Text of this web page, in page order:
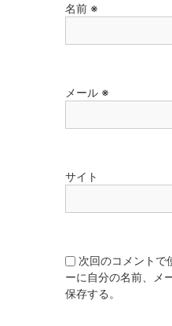
名前 ※
メール ※
サイト
次回のコメントで
ーに自分の名前、メ
保存する。